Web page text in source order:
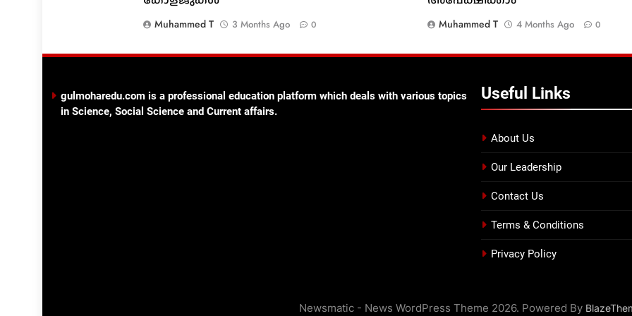
Muhammed T 3 Months Ago 0 Muhammed T 4 Months Ago 0
gulmoharedu.com is a professional education platform which deals with various topics
in Science, Social Science and Current affairs.
Useful Links
About Us
Our Leadership
Contact Us
Terms & Conditions
Privacy Policy
Newsmatic - News WordPress Theme 2026. Powered By